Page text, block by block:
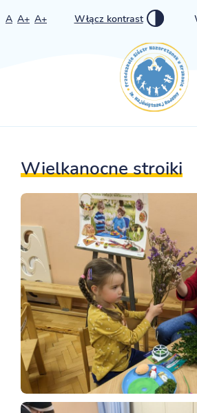
A A+ A+ Włącz kontrast
Wielkanocne stroiki